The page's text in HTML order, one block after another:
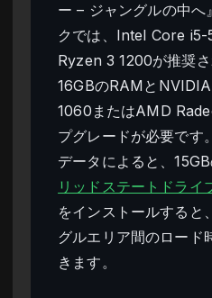
ー – ジャングルの中へ
クでは、Intel Core
Ryzen 3 1200が推奨さ
16GBのRAMと
1060またはAMD
プグレードが必要です。
データによると、
リッドステートドライ
をインストールすると
グルエリア間のロード
きます。